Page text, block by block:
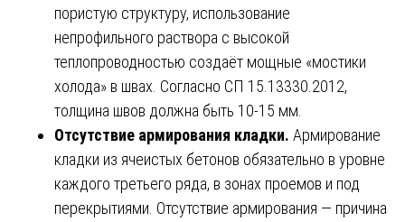
пористую структуру, использование
непрофильного раствора с высокой
теплопроводностью создаёт мощные «мостики
холода» в швах. Согласно СП 15.13330.2012,
толщина швов должна быть 10-15 мм.
Отсутствие армирования кладки. Армирование
кладки из ячеистых бетонов обязательно в уровне
каждого третьего ряда, в зонах проемов и под
перекрытиями. Отсутствие армирования — причина